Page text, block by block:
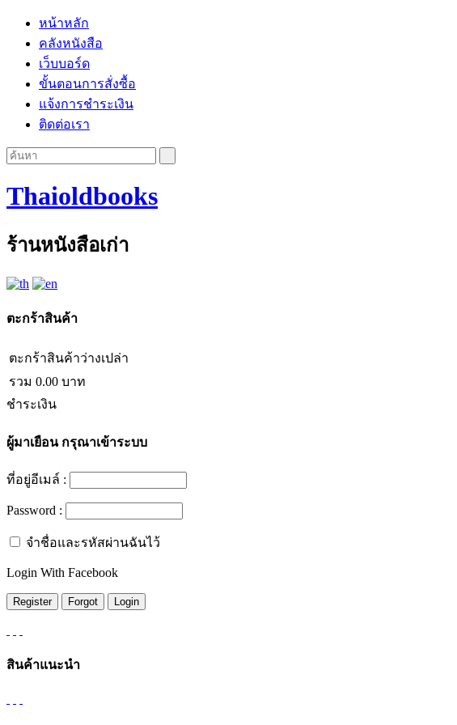
หน้าหลัก
คลังหนังสือ
เว็บบอร์ด
ขั้นตอนการสั่งซื้อ
แจ้งการชำระเงิน
ติดต่อเรา
Thaioldbooks
ร้านหนังสือเก่า
ตะกร้าสินค้า
ตะกร้าสินค้าว่างเปล่า
รวม 0.00 บาท
ชำระเงิน
ผู้มาเยือนกรุณาเข้าระบบ
ที่อยู่อีเมล์ :
Password :
จำชื่อและรหัสผ่านฉันไว้
Login With Facebook
สินค้าแนะนำ